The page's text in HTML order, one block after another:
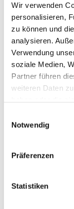
Wir verwenden
personalisieren,
zu können und
analysieren.
Verwendung
soziale Medien,
Partner führen
weiteren Daten
Notwendig
Präferenzen
Statistiken